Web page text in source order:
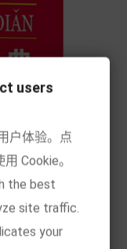
users
户体验。点
Cookie。
the best
site traffic.
your